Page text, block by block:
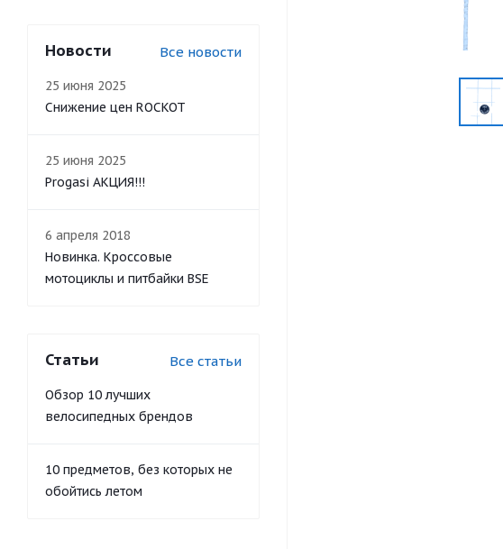
Новости Все новости
25 июня 2025
Снижение цен ROCKOT
25 июня 2025
Progasi АКЦИЯ!!!
6 апреля 2018
Новинка. Кроссовые
мотоциклы и питбайки BSE
Статьи Все статьи
Обзор 10 лучших
велосипедных брендов
10 предметов, без которых не
обойтись летом